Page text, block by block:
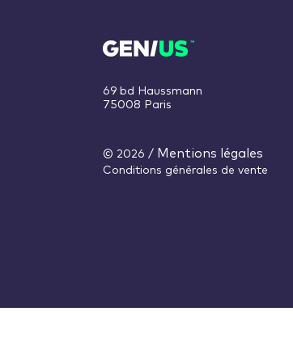
69 bd Haussmann
75008 Paris
© 2026 / Mentions légales
Conditions générales de vente